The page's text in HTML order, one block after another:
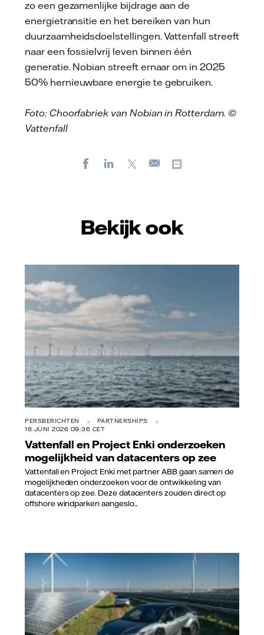
zo een gezamenlijke bijdrage aan de
energietransitie en het bereiken van hun
duurzaamheidsdoelstellingen. Vattenfall streeft
naar een fossielvrij leven binnen één
generatie. Nobian streeft ernaar om in 2025
50% hernieuwbare energie te gebruiken.
Foto: Choorfabriek van Nobian in Rotterdam. ©
Vattenfall
FacebookLinkedIn
E-
Bekijk ook
PERSBERICHTEN
PARTNERSHIPS
18 JUNI 2026 09:36 CET
Vattenfall en Project Enki onderzoeken
mogelijkheid van datacenters op zee
Vattenfall en Project Enki met partner ABB gaan samen de
mogelijkheden onderzoeken voor de ontwikkeling van
datacenters op zee. Deze datacenters zouden direct op
offshore windparken aangeslo...
Vattenfall/Hans-Peter van Velthoven